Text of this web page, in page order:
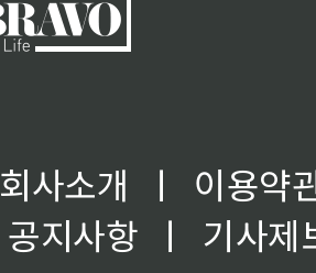
회사소개 ㅣ
이용약
공지사항
ㅣ
기사제